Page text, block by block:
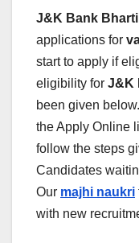
J&K Bank
applications for
start to apply if
eligibility for J&K
been given below.
the Apply Online
follow the steps
Candidates
Our majhi naukri
with new